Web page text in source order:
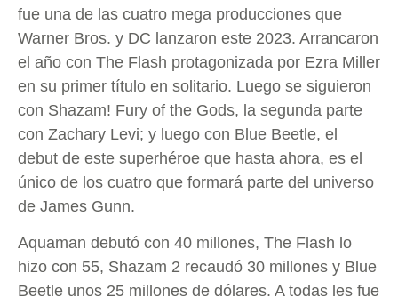
fue una de las cuatro mega producciones que
Warner Bros. y DC lanzaron este 2023. Arrancaron
el año con The Flash protagonizada por Ezra Miller
en su primer título en solitario. Luego se siguieron
con Shazam! Fury of the Gods, la segunda parte
con Zachary Levi; y luego con Blue Beetle, el
debut de este superhéroe que hasta ahora, es el
único de los cuatro que formará parte del universo
de James Gunn.
Aquaman debutó con 40 millones, The Flash lo
hizo con 55, Shazam 2 recaudó 30 millones y Blue
Beetle unos 25 millones de dólares. A todas les fue